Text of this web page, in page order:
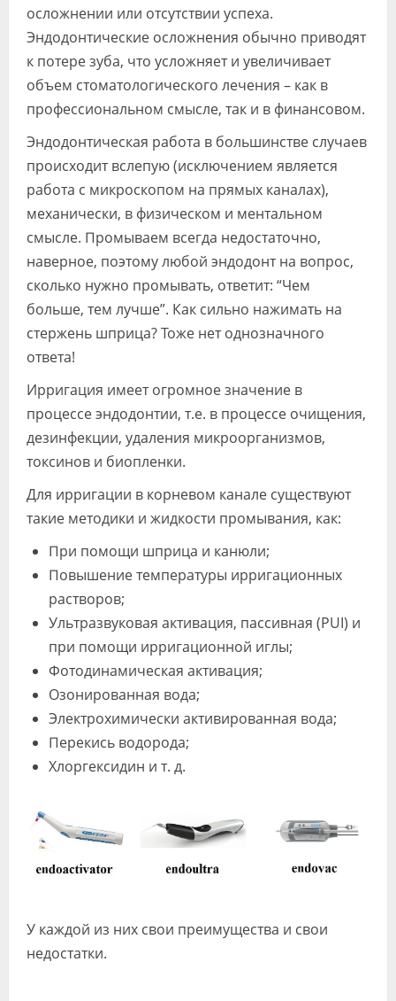
осложнении или отсутствии успеха.
Эндодонтические осложнения обычно приводят
к потере зуба, что усложняет и увеличивает
объем стоматологического лечения – как в
профессиональном смысле, так и в финансовом.
Эндодонтическая работа в большинстве случаев
происходит вслепую (исключением является
работа с микроскопом на прямых каналах),
механически, в физическом и ментальном
смысле. Промываем всегда недостаточно,
наверное, поэтому любой эндодонт на вопрос,
сколько нужно промывать, ответит: “Чем
больше, тем лучше”. Как сильно нажимать на
стержень шприца? Тоже нет однозначного
ответа!
Ирригация имеет огромное значение в
процессе эндодонтии, т.е. в процессе очищения,
дезинфекции, удаления микроорганизмов,
токсинов и биопленки.
Для ирригации в корневом канале существуют
такие методики и жидкости промывания, как:
При помощи шприца и канюли;
Повышение температуры ирригационных
растворов;
Ультразвуковая активация, пассивная (PUI) и
при помощи ирригационной иглы;
Фотодинамическая активация;
Озонированная вода;
Электрохимически активированная вода;
Перекись водорода;
Хлоргексидин и т. д.
У каждой из них свои преимущества и свои
недостатки.